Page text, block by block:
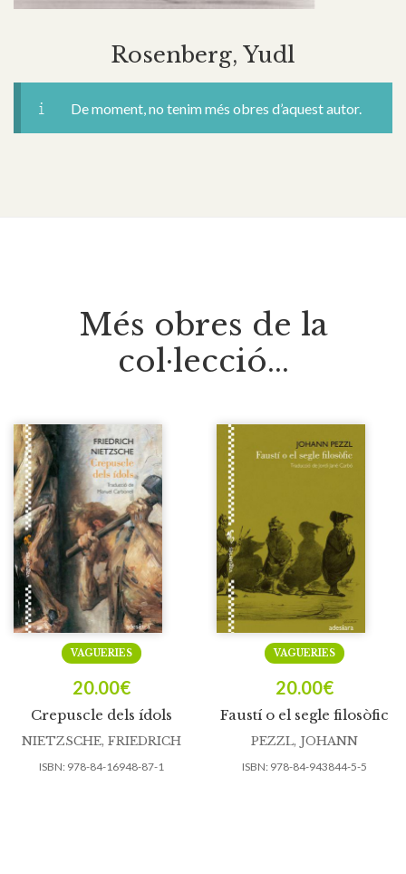
Rosenberg, Yudl
De moment, no tenim més obres d’aquest autor.
Més obres de la
col·lecció...
Crepuscle dels ídols
VAGUERIES
20.00€
NIETZSCHE, FRIEDRICH
ISBN: 978-84-16948-87-1
Faustí o el segle filosòfic
VAGUERIES
20.00€
PEZZL, JOHANN
ISBN: 978-84-943844-5-5